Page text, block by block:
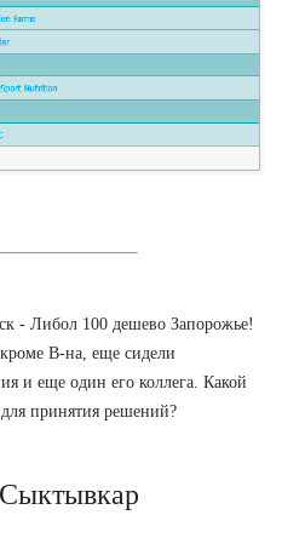
- Либол 100 дешево Запорожье!
В-на, еще сидели
и еще один его коллега. Какой
принятия решений?